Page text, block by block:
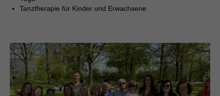
Tanztherapie für Kinder und Erwachsene